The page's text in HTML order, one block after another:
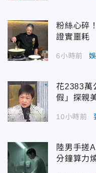
粉絲心碎
證實噩耗
6小時前
花2383萬
假」探親
10小時前
陸男手搓
分鐘算力